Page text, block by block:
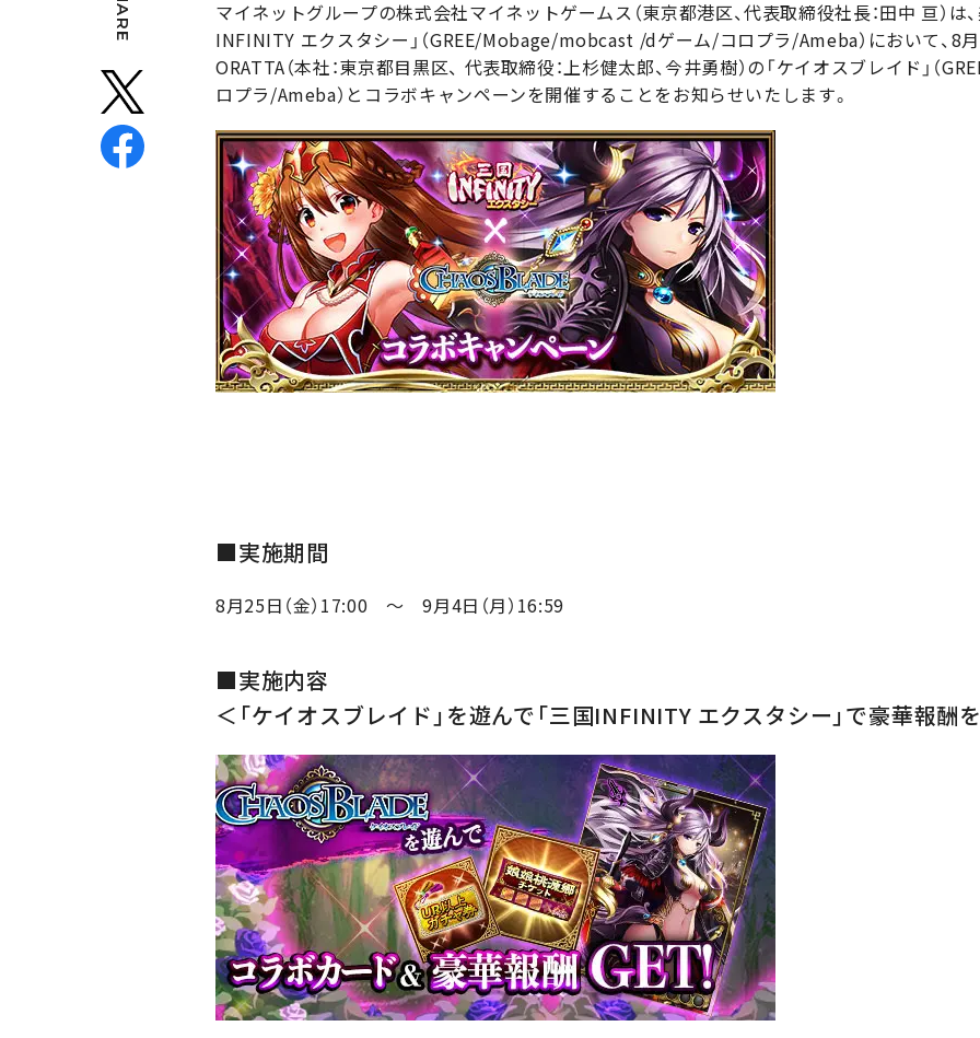
マイネットグループの株式会社マイネットゲームス（東京都港区、代表取締役社長：田中 亘）は
INFINITY エクスタシー」（GREE/Mobage/mobcast /dゲーム/コロプラ/Ameba）において、8月
ORATTA（本社：東京都目黒区、 代表取締役：上杉健太郎、今井勇樹）の「ケイオスブレイド」
ロプラ/Ameba）とコラボキャンペーンを開催することをお知らせいたします。
■実施期間
8月25日（金）17:00 ～ 9月4日（月）16:59
■実施内容
＜「ケイオスブレイド」を遊んで「三国INFINITY エクスタシー」で豪華報酬